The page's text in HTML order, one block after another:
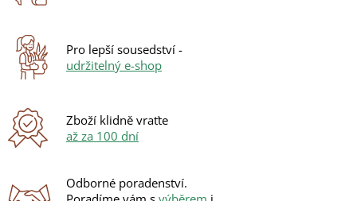
y
Pro lepší sousedství -
udržitelný e-shop
Zboží klidně vraťte
až za 100 dní
Odborné poradenství.